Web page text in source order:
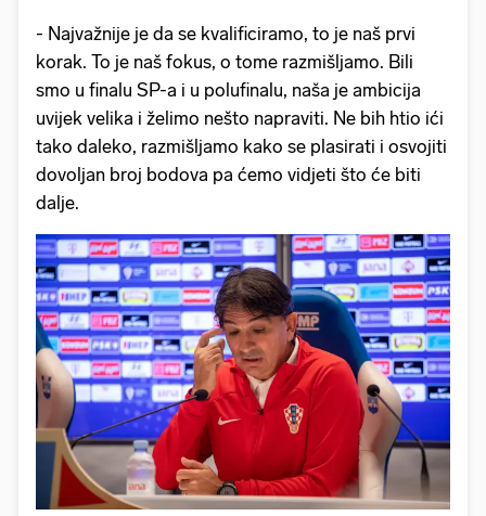
- Najvažnije je da se kvalificiramo, to je naš prvi
korak. To je naš fokus, o tome razmišljamo. Bili
smo u finalu SP-a i u polufinalu, naša je ambicija
uvijek velika i želimo nešto napraviti. Ne bih htio ići
tako daleko, razmišljamo kako se plasirati i osvojiti
dovoljan broj bodova pa ćemo vidjeti što će biti
dalje.